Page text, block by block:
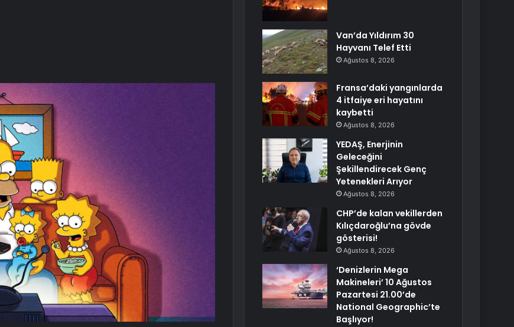
Van’da Yıldırım 30
Hayvanı Telef Etti
Ağustos 8, 2026
Fransa’daki yangınlarda
4 itfaiye eri hayatını
kaybetti
Ağustos 8, 2026
YEDAŞ, Enerjinin
Geleceğini
Şekillendirecek Genç
Yetenekleri Arıyor
Ağustos 8, 2026
CHP’de kalan vekillerden
Kılıçdaroğlu’na gövde
gösterisi!
Ağustos 8, 2026
‘Denizlerin Mega
Makineleri’ 10 Ağustos
Pazartesi 21.00’de
National Geographic’te
Başlıyor!